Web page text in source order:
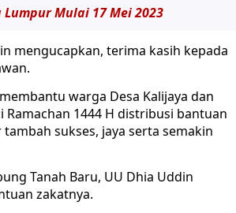
Mulai 17 Mei 2023
mengucapkan, terima kasih kepada
warga Desa Kalijaya dan
1444 H distribusi bantuan
sukses, jaya serta semakin
Tanah Baru, UU Dhia Uddin
zakatnya.